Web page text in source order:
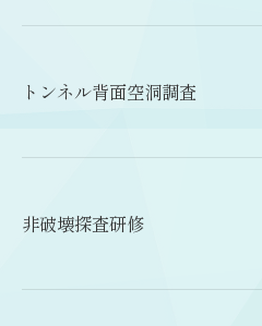
トンネル背面空洞調査
非破壊探査研修